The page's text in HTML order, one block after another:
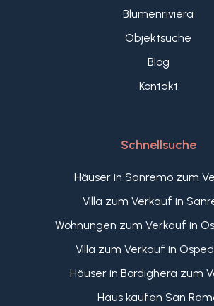
Blumenriviera
Objektsuche
Blog
Kontakt
Schnellsuche
Häuser in Sanremo zum
Villa zum Verkauf in
Wohnungen zum Verkauf in
Villa zum Verkauf in
Häuser in Bordighera zum
Haus kaufen San